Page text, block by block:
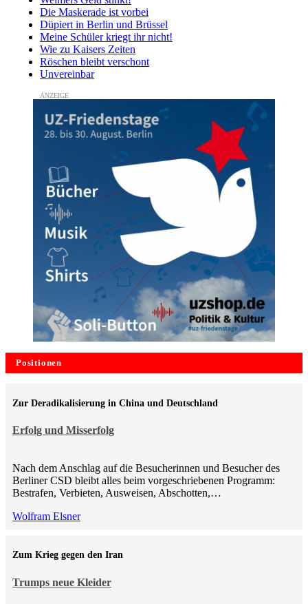
Die Maskerade ist vorbei
Düpiert in Berlin und Brüssel
Meine Schüler kriegt ihr nicht!
Wie zu Kaisers Zeiten
Röschen bleibt verschont
Unvereinbar
Positionen
Erfolg und Misserfolg
Zur Deradikalisierung in China und Deutschland
Nach dem Anschlag auf die Besucherinnen und Besucher des
Berliner CSD bleibt alles beim vorgeschriebenen Programm:
Bestrafen, Verbieten, Ausweisen, Abschotten,…
Wolfram Elsner
Trumps neue Kleider
Zum Krieg gegen den Iran